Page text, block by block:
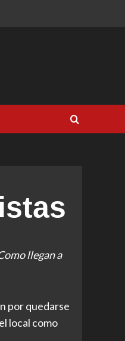
llegan a
por quedarse
local como